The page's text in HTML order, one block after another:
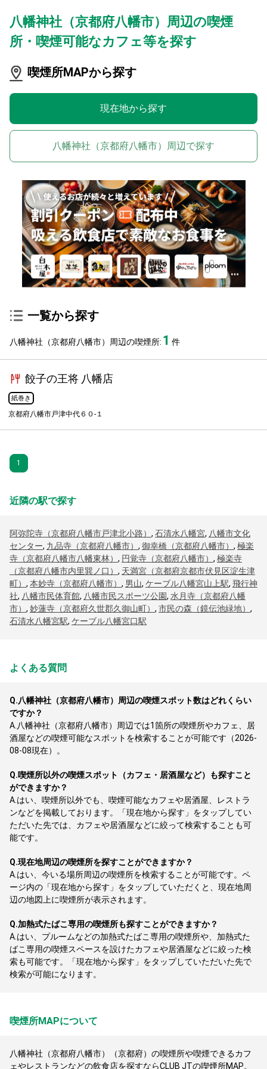
八幡神社（京都府八幡市）周辺の喫煙
所・喫煙可能なカフェ等を探す
喫煙所MAPから探す
現在地から探す
八幡神社（京都府八幡市）周辺で探す
一覧から探す
八幡神社（京都府八幡市）周辺の喫煙所: 1 件
餃子の王将 八幡店
紙巻き
京都府八幡市戸津中代６０-１
1
近隣の駅で探す
阿弥陀寺（京都府八幡市戸津北小路） , 石清水八幡宮, 八幡市文化
センター, 九品寺（京都府八幡市） , 御幸橋（京都府八幡市） , 極楽
寺（京都府八幡市八幡東林） , 円覚寺（京都府八幡市） , 極楽寺
（京都府八幡市内里巽ノ口） , 天満宮（京都府京都市伏見区淀生津
町） , 本妙寺（京都府八幡市） , 男山, ケーブル八幡宮山上駅, 飛行神
社, 八幡市民体育館, 八幡市民スポーツ公園, 水月寺（京都府八幡
市） , 妙蓮寺（京都府久世郡久御山町） , 市民の森（鏡伝池緑地） ,
石清水八幡宮駅, ケーブル八幡宮口駅
よくある質問
Q.八幡神社（京都府八幡市）周辺の喫煙スポット数はどれくらい
ですか？
A. 八幡神社（京都府八幡市）周辺では1箇所の喫煙所やカフェ、居
酒屋などの喫煙可能なスポットを検索することが可能です（2026-
08-08現在）。
Q.喫煙所以外の喫煙スポット（カフェ・居酒屋など）も探すこと
ができますか？
A. はい、喫煙所以外でも、喫煙可能なカフェや居酒屋、レストラ
ンなどを掲載しております。「現在地から探す」をタップしてい
ただいた先では、カフェや居酒屋などに絞って検索することも可
能です。
Q.現在地周辺の喫煙所を探すことができますか？
A. はい、今いる場所周辺の喫煙所を検索することが可能です。ペ
ージ内の「現在地から探す」をタップしていただくと、現在地周
辺の地図上に喫煙所が表示されます。
Q.加熱式たばこ専用の喫煙所も探すことができますか？
A. はい、プルームなどの加熱式たばこ専用の喫煙所や、加熱式た
ばこ専用の喫煙スペースを設けたカフェや居酒屋などに絞った検
索も可能です。「現在地から探す」をタップしていただいた先で
検索が可能になります。
喫煙所MAPについて
八幡神社（京都府八幡市）（京都府）の喫煙所や喫煙できるカフ
ェやレストランなどの飲食店を探すならCLUB JTの喫煙所MAP。